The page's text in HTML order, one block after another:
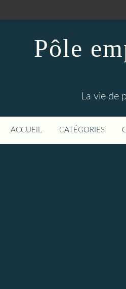
Pôle
La vie de
ACCUEIL CATÉGORIES